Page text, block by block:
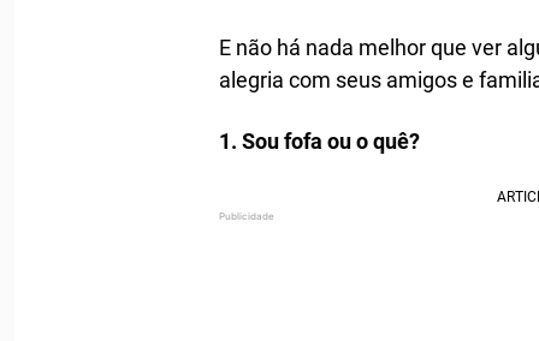
E não há nada melhor que ver
alegria com seus amigos e
1. Sou fofa ou o quê?